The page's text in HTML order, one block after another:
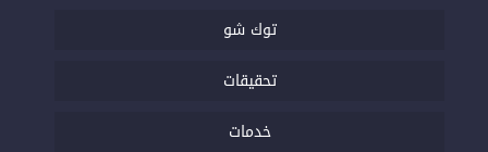
توك شو
تحقيقات
خدمات